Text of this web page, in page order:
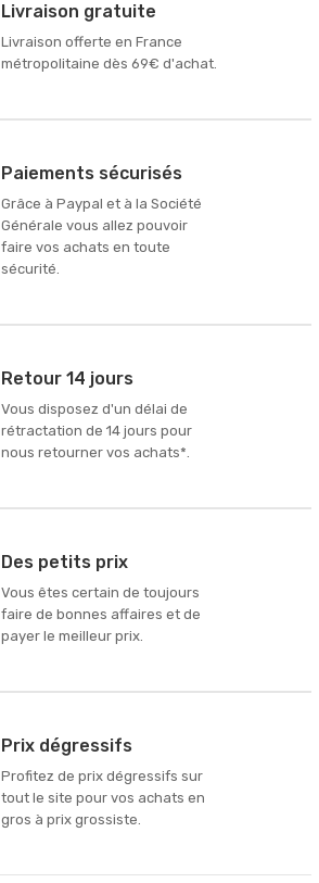
Livraison gratuite
Livraison offerte en France
métropolitaine dès 69€ d'achat.
Paiements sécurisés
Grâce à Paypal et à la Société
Générale vous allez pouvoir
faire vos achats en toute
sécurité.
Retour 14 jours
Vous disposez d'un délai de
rétractation de 14 jours pour
nous retourner vos achats*.
Des petits prix
Vous êtes certain de toujours
faire de bonnes affaires et de
payer le meilleur prix.
Prix dégressifs
Profitez de prix dégressifs sur
tout le site pour vos achats en
gros à prix grossiste.